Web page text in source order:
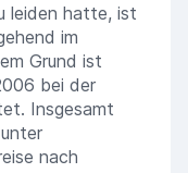
leiden hatte, ist
im
Grund ist
bei der
Insgesamt
nach